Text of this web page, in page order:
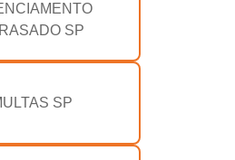
SP
SP